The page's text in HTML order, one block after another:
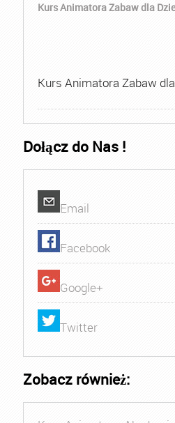
Kurs Animatora Zabaw dla
Kurs Animatora Zabaw
Dołącz do Nas !
Email
Facebook
Google+
Twitter
Zobacz również: